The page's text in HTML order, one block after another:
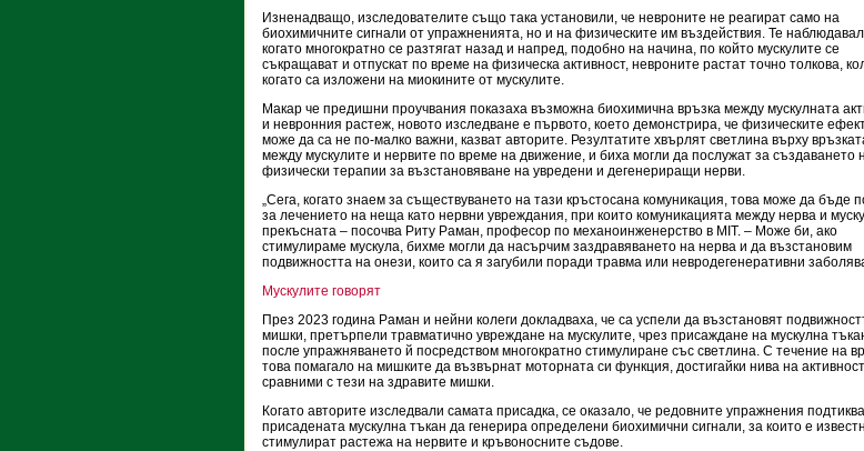
Изненадващо, изследователите също така установили, че невроните не реагират само на
биохимичните сигнали от упражненията, но и на физическите им въздействия. Те
когато многократно се разтягат назад и напред, подобно на начина, по който мускулите се
съкращават и отпускат по време на физическа активност, невроните растат точно толкова,
когато са изложени на миокините от мускулите.
Макар че предишни проучвания показаха възможна биохимична връзка между мускулната
и невронния растеж, новото изследване е първото, което демонстрира, че физическите
може да са не по-малко важни, казват авторите. Резултатите хвърлят светлина върху
между мускулите и нервите по време на движение, и биха могли да послужат за създаването
физически терапии за възстановяване на увредени и дегенериращи нерви.
„Сега, когато знаем за съществуването на тази кръстосана комуникация, това може да бъде
за лечението на неща като нервни увреждания, при които комуникацията между нерва и
прекъсната – посочва Риту Раман, професор по механоинженерство в MIT. – Може би, ако
стимулираме мускула, бихме могли да насърчим заздравяването на нерва и да възстановим
подвижността на онези, които са я загубили поради травма или невродегенеративни
Мускулите говорят
През 2023 година Раман и нейни колеги докладваха, че са успели да възстановят
мишки, претърпели травматично увреждане на мускулите, чрез присаждане на мускулна
после упражняването й посредством многократно стимулиране със светлина. С течение на
това помагало на мишките да възвърнат моторната си функция, достигайки нива на
сравними с тези на здравите мишки.
Когато авторите изследвали самата присадка, се оказало, че редовните упражнения
присадената мускулна тъкан да генерира определени биохимични сигнали, за които е
стимулират растежа на нервите и кръвоносните съдове.